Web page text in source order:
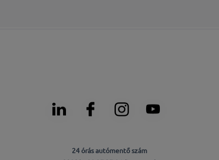
24 órás autómentő szám